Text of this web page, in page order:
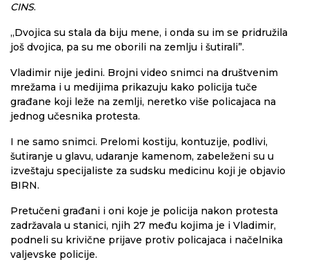
CINS.
„Dvojica su stala da biju mene, i onda su im se pridružila
još dvojica, pa su me oborili na zemlju i šutirali”.
Vladimir nije jedini. Brojni video snimci na društvenim
mrežama i u medijima prikazuju kako policija tuče
građane koji leže na zemlji, neretko više policajaca na
jednog učesnika protesta.
I ne samo snimci. Prelomi kostiju, kontuzije, podlivi,
šutiranje u glavu, udaranje kamenom, zabeleženi su u
izveštaju specijaliste za sudsku medicinu koji je objavio
BIRN.
Pretučeni građani i oni koje je policija nakon protesta
zadržavala u stanici, njih 27 među kojima je i Vladimir,
podneli su krivične prijave protiv policajaca i načelnika
valjevske policije.